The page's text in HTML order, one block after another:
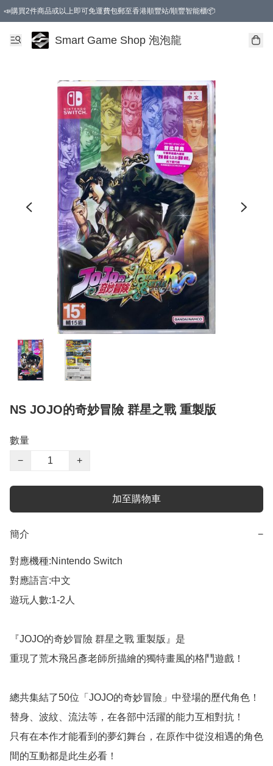
📣購買2件商品或以上即可免運費包郵至香港順豐站/順豐智能櫃📦
Smart Game Shop 泡泡龍
NS JOJO的奇妙冒險 群星之戰 重製版
數量
−
+
加至購物車
簡介 −
對應機種:Nintendo Switch
對應語言:中文
遊玩人數:1-2人
『JOJO的奇妙冒險 群星之戰 重製版』是
重現了荒木飛呂彥老師所描繪的獨特畫風的格鬥遊戲！
總共集結了50位「JOJO的奇妙冒險」中登場的歷代角色！
替身、波紋、流法等，在各部中活躍的能力互相對抗！
只有在本作才能看到的夢幻舞台，在原作中從沒相遇的角色
間的互動都是此生必看！